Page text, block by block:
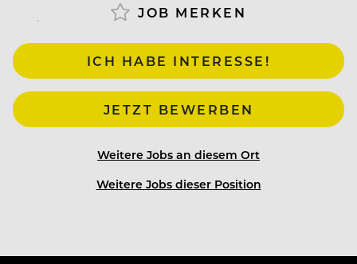
JOB MERKEN
ICH HABE INTERESSE!
JETZT BEWERBEN
Weitere Jobs an diesem Ort
Weitere Jobs dieser Position